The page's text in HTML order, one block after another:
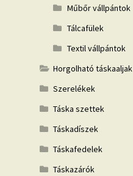
Műbőr vállpántok
Tálcafülek
Textil vállpántok
Horgolható táskaaljak
Szerelékek
Táska szettek
Táskadíszek
Táskafedelek
Táskazárók